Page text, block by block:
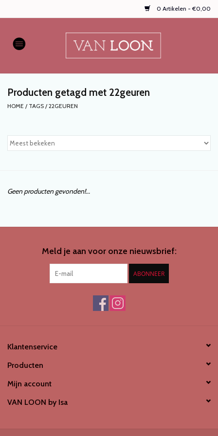
0 Artikelen - €0,00
Home
AUTOPARFUMS
WASPARFUMS
Producten getagd met 22geuren
HOME / TAGS / 22GEUREN
Geen producten gevonden!...
Meld je aan voor onze nieuwsbrief:
ABONNEER
Klantenservice
Producten
Mijn account
VAN LOON by Isa